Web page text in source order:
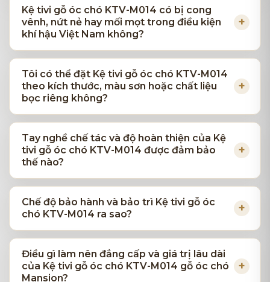
Kệ tivi gỗ óc chó KTV-M014 có bị cong
vênh, nứt nẻ hay mối mọt trong điều kiện
khí hậu Việt Nam không?
Tôi có thể đặt Kệ tivi gỗ óc chó KTV-M014
theo kích thước, màu sơn hoặc chất liệu
bọc riêng không?
Tay nghề chế tác và độ hoàn thiện của Kệ
tivi gỗ óc chó KTV-M014 được đảm bảo
thế nào?
Chế độ bảo hành và bảo trì Kệ tivi gỗ óc
chó KTV-M014 ra sao?
Điều gì làm nên đẳng cấp và giá trị lâu dài
của Kệ tivi gỗ óc chó KTV-M014 gỗ óc chó
Mansion?